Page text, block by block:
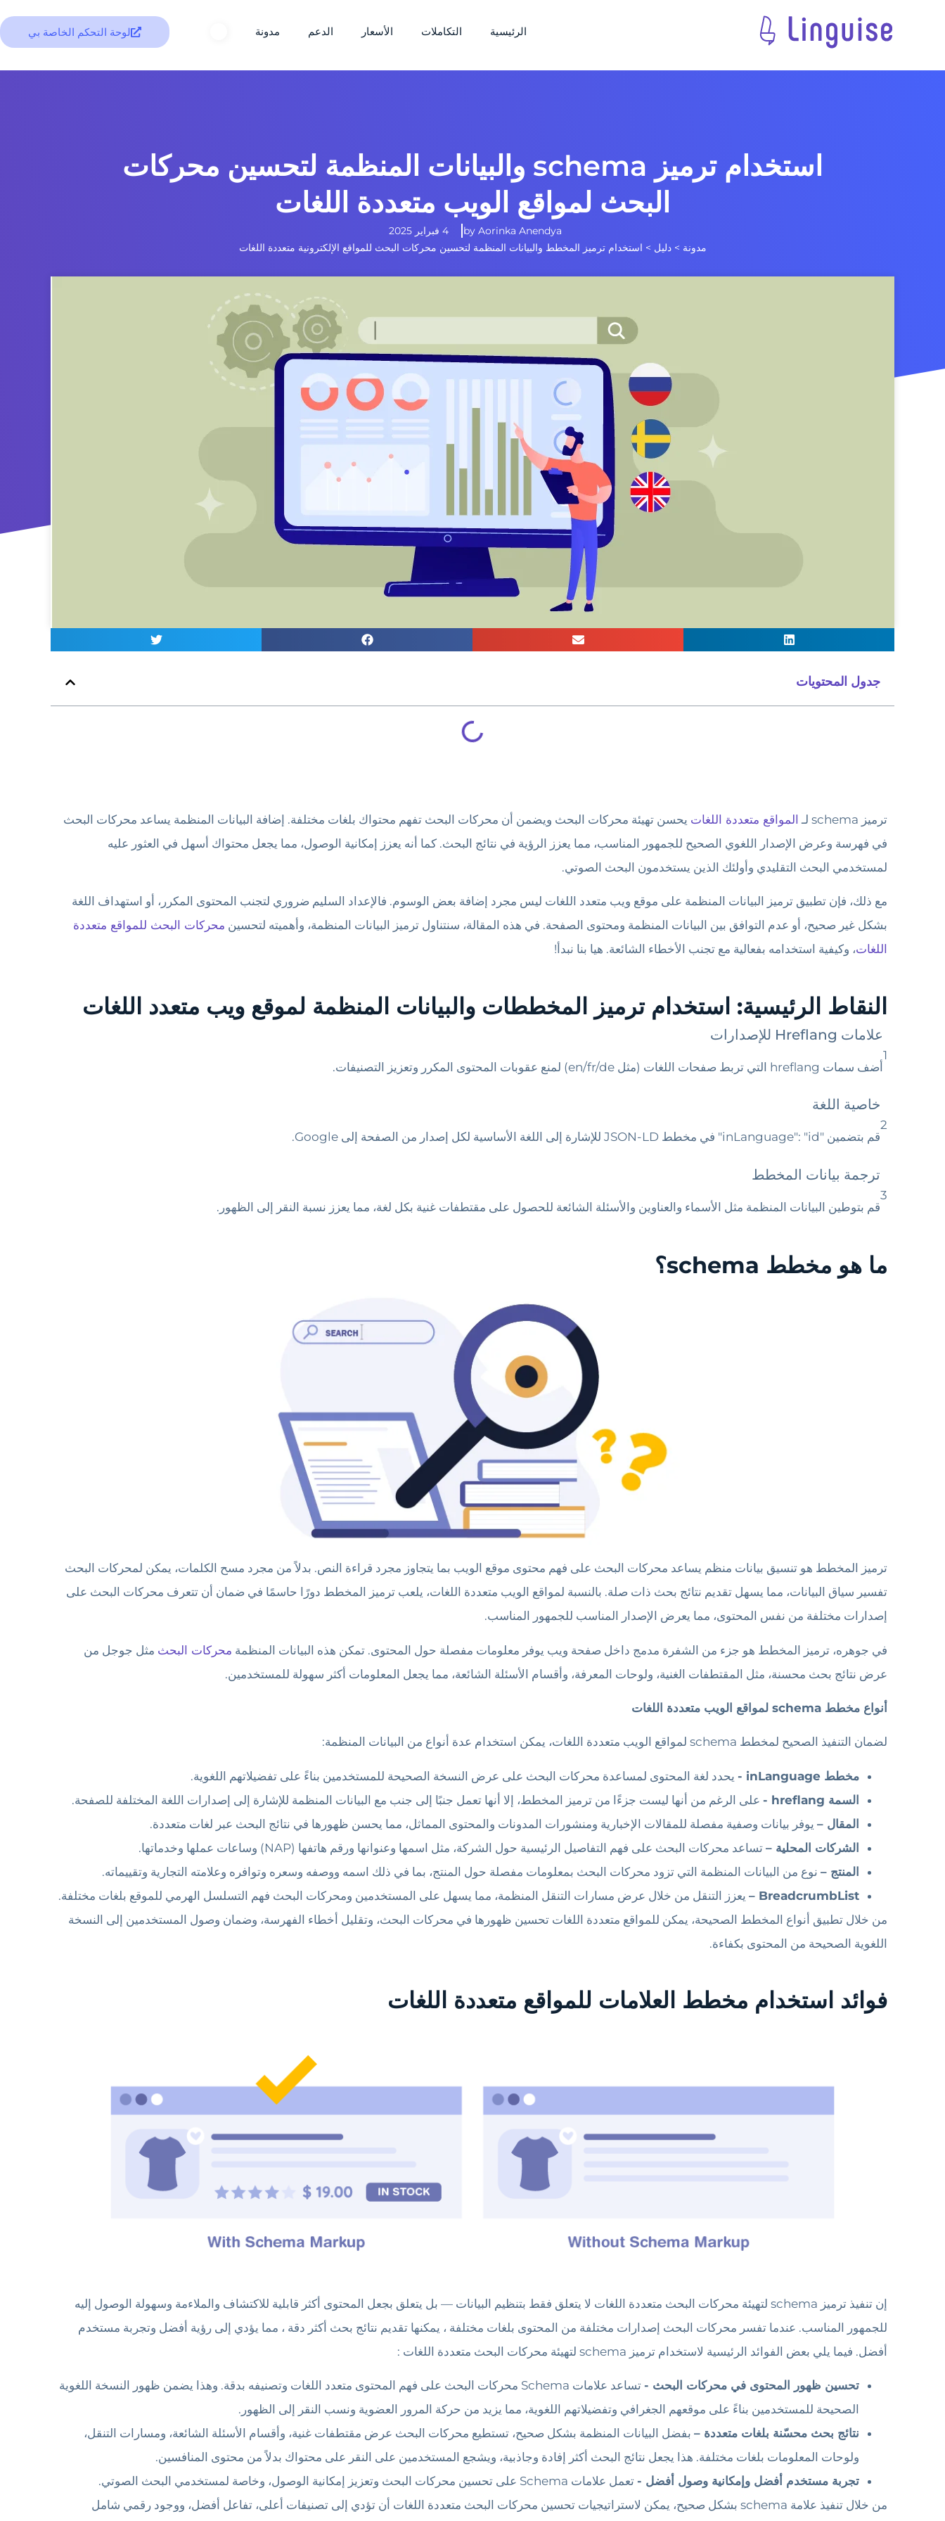
الرئيسية التكاملات الأسعار الدعم مدونة لوحة التحكم الخاصة بي
استخدام ترميز schema والبيانات المنظمة لتحسين محركات
البحث لمواقع الويب متعددة اللغات
by Aorinka Anendya
4 فبراير 2025
مدونة >دليل > استخدام ترميز المخطط والبيانات المنظمة لتحسين محركات البحث للمواقع الإلكترونية متعددة اللغات
جدول المحتويات
ترميز schema لـ المواقع متعددة اللغات يحسن تهيئة محركات البحث ويضمن أن محركات البحث تفهم محتواك بلغات مختلفة. إضافة البيانات المنظمة يساعد محركات البحث
في فهرسة وعرض الإصدار اللغوي الصحيح للجمهور المناسب، مما يعزز الرؤية في نتائج البحث. كما أنه يعزز إمكانية الوصول، مما يجعل محتواك أسهل في العثور عليه
لمستخدمي البحث التقليدي وأولئك الذين يستخدمون البحث الصوتي.
مع ذلك، فإن تطبيق ترميز البيانات المنظمة على موقع ويب متعدد اللغات ليس مجرد إضافة بعض الوسوم. فالإعداد السليم ضروري لتجنب المحتوى المكرر، أو استهداف اللغة
بشكل غير صحيح، أو عدم التوافق بين البيانات المنظمة ومحتوى الصفحة. في هذه المقالة، سنتناول ترميز البيانات المنظمة، وأهميته لتحسين محركات البحث للمواقع متعددة
اللغات، وكيفية استخدامه بفعالية مع تجنب الأخطاء الشائعة. هيا بنا نبدأ!
النقاط الرئيسية: استخدام ترميز المخططات والبيانات المنظمة لموقع ويب متعدد اللغات
1
علامات Hreflang للإصدارات
أضف سمات hreflang التي تربط صفحات اللغات (مثل en/fr/de) لمنع عقوبات المحتوى المكرر وتعزيز التصنيفات.
2
خاصية اللغة
قم بتضمين "inLanguage": "id" في مخطط JSON-LD للإشارة إلى اللغة الأساسية لكل إصدار من الصفحة إلى Google.
3
ترجمة بيانات المخطط
قم بتوطين البيانات المنظمة مثل الأسماء والعناوين والأسئلة الشائعة للحصول على مقتطفات غنية بكل لغة، مما يعزز نسبة النقر إلى الظهور.
ما هو مخطط schema؟
ترميز المخطط هو تنسيق بيانات منظم يساعد محركات البحث على فهم محتوى موقع الويب بما يتجاوز مجرد قراءة النص. بدلاً من مجرد مسح الكلمات، يمكن لمحركات البحث
تفسير سياق البيانات، مما يسهل تقديم نتائج بحث ذات صلة. بالنسبة لمواقع الويب متعددة اللغات، يلعب ترميز المخطط دورًا حاسمًا في ضمان أن تتعرف محركات البحث على
إصدارات مختلفة من نفس المحتوى، مما يعرض الإصدار المناسب للجمهور المناسب.
في جوهره، ترميز المخطط هو جزء من الشفرة مدمج داخل صفحة ويب يوفر معلومات مفصلة حول المحتوى. تمكن هذه البيانات المنظمة محركات البحث مثل جوجل من
عرض نتائج بحث محسنة، مثل المقتطفات الغنية، ولوحات المعرفة، وأقسام الأسئلة الشائعة، مما يجعل المعلومات أكثر سهولة للمستخدمين.
أنواع مخطط schema لمواقع الويب متعددة اللغات
لضمان التنفيذ الصحيح لمخطط schema لمواقع الويب متعددة اللغات، يمكن استخدام عدة أنواع من البيانات المنظمة:
مخطط inLanguage -
يحدد لغة المحتوى لمساعدة محركات البحث على عرض النسخة الصحيحة للمستخدمين بناءً على تفضيلاتهم اللغوية.
السمة hreflang -
على الرغم من أنها ليست جزءًا من ترميز المخطط، إلا أنها تعمل جنبًا إلى جنب مع البيانات المنظمة للإشارة إلى إصدارات اللغة المختلفة للصفحة.
المقال – يوفر بيانات وصفية مفصلة للمقالات الإخبارية ومنشورات المدونات والمحتوى المماثل، مما يحسن ظهورها في نتائج البحث عبر لغات متعددة.
الشركات المحلية – تساعد محركات البحث على فهم التفاصيل الرئيسية حول الشركة، مثل اسمها وعنوانها ورقم هاتفها (NAP) وساعات عملها وخدماتها.
المنتج – نوع من البيانات المنظمة التي تزود محركات البحث بمعلومات مفصلة حول المنتج، بما في ذلك اسمه ووصفه وسعره وتوافره وعلامته التجارية وتقييماته.
BreadcrumbList –
يعزز التنقل من خلال عرض مسارات التنقل المنظمة، مما يسهل على المستخدمين ومحركات البحث فهم التسلسل الهرمي للموقع بلغات مختلفة.
من خلال تطبيق أنواع المخطط الصحيحة، يمكن للمواقع متعددة اللغات تحسين ظهورها في محركات البحث، وتقليل أخطاء الفهرسة، وضمان وصول المستخدمين إلى النسخة
اللغوية الصحيحة من المحتوى بكفاءة.
فوائد استخدام مخطط العلامات للمواقع متعددة اللغات
إن تنفيذ ترميز schema لتهيئة محركات البحث متعددة اللغات لا يتعلق فقط بتنظيم البيانات — بل يتعلق بجعل المحتوى أكثر قابلية للاكتشاف والملاءمة وسهولة الوصول إليه
للجمهور المناسب. عندما تفسر محركات البحث إصدارات مختلفة من المحتوى بلغات مختلفة ، يمكنها تقديم نتائج بحث أكثر دقة ، مما يؤدي إلى رؤية أفضل وتجربة مستخدم
أفضل. فيما يلي بعض الفوائد الرئيسية لاستخدام ترميز schema لتهيئة محركات البحث متعددة اللغات :
تحسين ظهور المحتوى في محركات البحث -
تساعد علامات Schema محركات البحث على فهم المحتوى متعدد اللغات وتصنيفه بدقة. وهذا يضمن ظهور النسخة اللغوية
الصحيحة للمستخدمين بناءً على موقعهم الجغرافي وتفضيلاتهم اللغوية، مما يزيد من حركة المرور العضوية ونسب النقر إلى الظهور.
نتائج بحث محسّنة بلغات متعددة – بفضل البيانات المنظمة بشكل صحيح، تستطيع محركات البحث عرض مقتطفات غنية، وأقسام الأسئلة الشائعة، ومسارات التنقل،
ولوحات المعلومات بلغات مختلفة. هذا يجعل نتائج البحث أكثر إفادة وجاذبية، ويشجع المستخدمين على النقر على محتواك بدلاً من محتوى المنافسين.
تجربة مستخدم أفضل وإمكانية وصول أفضل - تعمل علامات Schema على تحسين محركات البحث وتعزيز إمكانية الوصول، وخاصة لمستخدمي البحث الصوتي.
من خلال تنفيذ علامة schema بشكل صحيح، يمكن لاستراتيجيات تحسين محركات البحث متعددة اللغات أن تؤدي إلى تصنيفات أعلى، تفاعل أفضل، ووجود رقمي شامل